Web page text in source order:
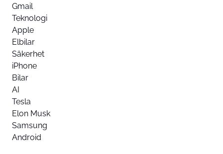
Gmail
Teknologi
Apple
Elbilar
Säkerhet
iPhone
Bilar
AI
Tesla
Elon Musk
Samsung
Android